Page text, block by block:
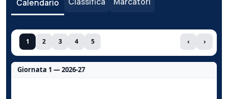
Calendario
1 2 3 4 5 ‹ ›
Giornata 1 — 2026-27